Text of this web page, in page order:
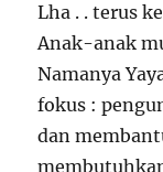
Lha . . terus
Anak-anak
Namanya
fokus :
dan